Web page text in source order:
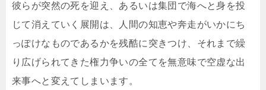
彼らが突然の死を迎え、あるいは集団で海へと身を投
じて消えていく展開は、人間の知恵や奔走がいかにち
っぽけなものであるかを残酷に突きつけ、それまで繰
り広げられてきた権力争いの全てを無意味で空虚な出
来事へと変えてしまいます。